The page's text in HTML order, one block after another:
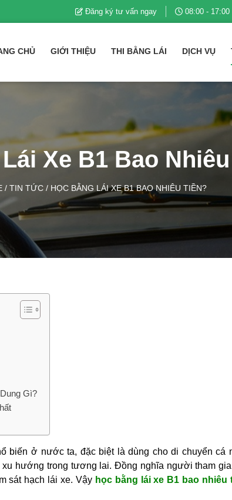
Đăng ký tư vấn ngay 08:00 - 17:00
CHỦ GIỚI THIỆU THI BẰNG LÁI DỊCH VỤ
Xe B1 Bao
/ TIN TỨC / HỌC BẰNG LÁI XE B1 BAO NHIÊU TIỀN?
Gì?
biến ở nước ta, đặc biệt là dùng cho di chuyển cá
xu hướng trong tương lai. Đồng nghĩa người tham
sát hạch lái xe. Vậy học bằng lái xe B1 bao nhiêu